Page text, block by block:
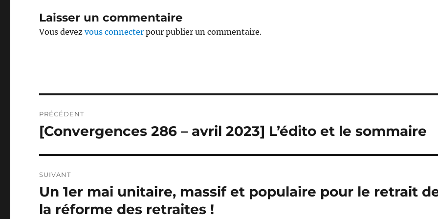
Laisser un commentaire
Vous devezvous connecter pour publier un commentaire.
de
PRÉCÉDENT
Publication
[Convergences 286 – avril 2023] L’édito et le sommaire
SUIVANT
Publication
suivante :
Un 1er mai unitaire, massif et populaire pour le retrait
la réforme des retraites !